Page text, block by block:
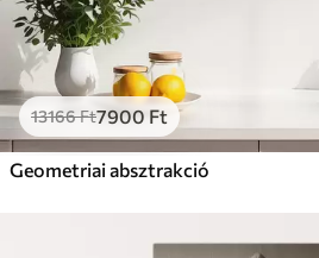
13166Ft7900 Ft
Geometriai absztrakció